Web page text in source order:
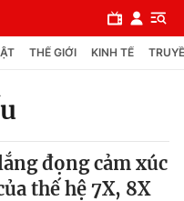
THẾ GIỚI KINH TẾ
đọng cảm xúc
thế hệ 7X, 8X